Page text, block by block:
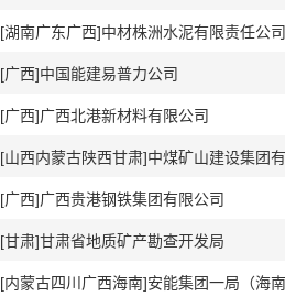
[湖南广东广西]中材株洲水泥有限责任公司
[广西]中国能建易普力公司
[广西]广西北港新材料有限公司
[广西]广西贵港钢铁集团有限公司
[甘肃]甘肃省地质矿产勘查开发局